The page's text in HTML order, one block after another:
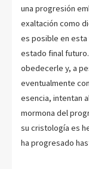
una progresión
exaltación como
es posible en
estado final
obedecerle y, a
eventualmente
esencia, intentan
mormona del
su cristología es
ha progresado